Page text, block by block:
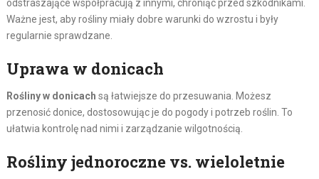
odstraszające współpracują z innymi, chroniąc przed szkodnikami.
Ważne jest, aby rośliny miały dobre warunki do wzrostu i były
regularnie sprawdzane.
Uprawa w donicach
Rośliny w donicach są łatwiejsze do przesuwania. Możesz
przenosić donice, dostosowując je do pogody i potrzeb roślin. To
ułatwia kontrolę nad nimi i zarządzanie wilgotnością.
Rośliny jednoroczne vs. wieloletnie